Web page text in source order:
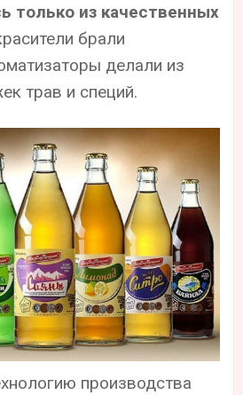
только из качественных
брали
делали из
трав и специй.
производства